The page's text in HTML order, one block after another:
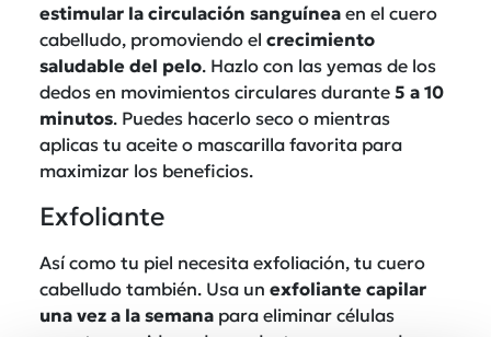
estimular la circulación sanguínea en el cuero
cabelludo, promoviendo el crecimiento
saludable del pelo. Hazlo con las yemas de los
dedos en movimientos circulares durante 5 a 10
minutos. Puedes hacerlo seco o mientras
aplicas tu aceite o mascarilla favorita para
maximizar los beneficios.
Exfoliante
Así como tu piel necesita exfoliación, tu cuero
cabelludo también. Usa un exfoliante capilar
una vez a la semana para eliminar células